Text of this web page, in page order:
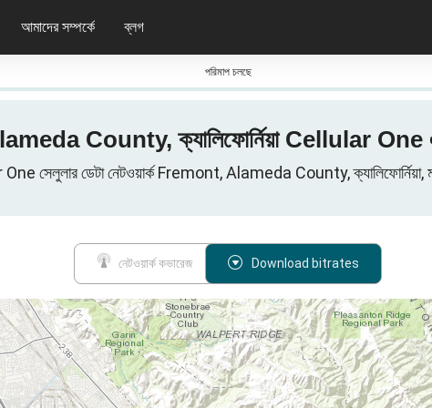
আমাদের সম্পর্কে ব্লগ
পরিমাপ চলছে
County, ক্যালিফোর্নিয়া Cellular One
সেলুলার ডেটা নেটওয়ার্ক Fremont, Alameda County, ক্যালিফোর্নিয়া,
নেটওয়ার্ক কভারেজ Download bitrates